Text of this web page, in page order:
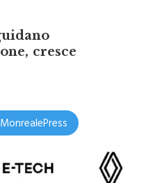
cresce